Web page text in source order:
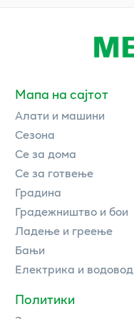
Мапа на сајтот
Алати и машини
Сезона
Се за дома
Се за готвење
Градина
Градежништво и бои
Ладење и греење
Бањи
Електрика и водовод
Политики